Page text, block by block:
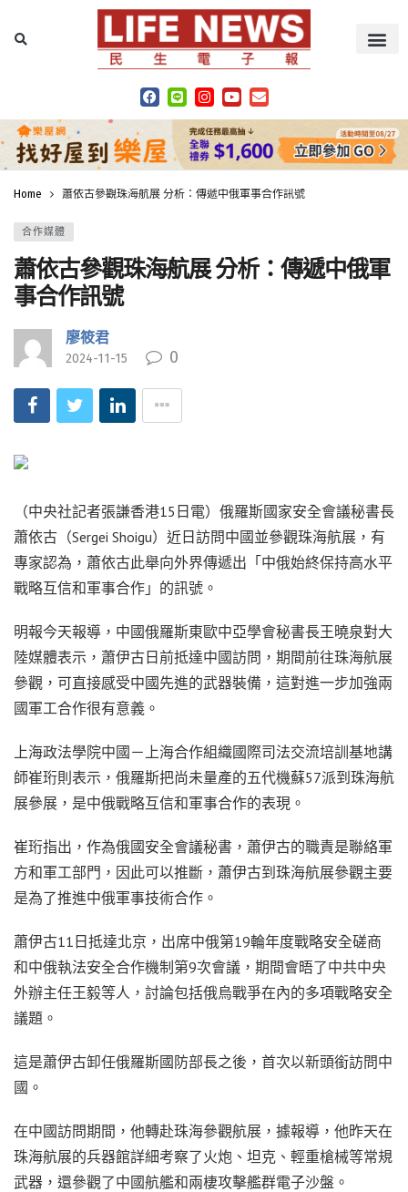
Home 蕭依古參觀珠海航展 分析：傳遞中俄軍事合作訊號
合作媒體
蕭依古參觀珠海航展 分析：傳遞中俄軍
事合作訊號
廖筱君
2024-11-15 0
（中央社記者張謙香港15日電）俄羅斯國家安全會議秘書長
蕭依古（Sergei Shoigu）近日訪問中國並參觀珠海航展，有
專家認為，蕭依古此舉向外界傳遞出「中俄始終保持高水平
戰略互信和軍事合作」的訊號。
明報今天報導，中國俄羅斯東歐中亞學會秘書長王曉泉對大
陸媒體表示，蕭伊古日前抵達中國訪問，期間前往珠海航展
參觀，可直接感受中國先進的武器裝備，這對進一步加強兩
國軍工合作很有意義。
上海政法學院中國－上海合作組織國際司法交流培訓基地講
師崔珩則表示，俄羅斯把尚未量產的五代機蘇57派到珠海航
展參展，是中俄戰略互信和軍事合作的表現。
崔珩指出，作為俄國安全會議秘書，蕭伊古的職責是聯絡軍
方和軍工部門，因此可以推斷，蕭伊古到珠海航展參觀主要
是為了推進中俄軍事技術合作。
蕭伊古11日抵達北京，出席中俄第19輪年度戰略安全磋商
和中俄執法安全合作機制第9次會議，期間會晤了中共中央
外辦主任王毅等人，討論包括俄烏戰爭在內的多項戰略安全
議題。
這是蕭伊古卸任俄羅斯國防部長之後，首次以新頭銜訪問中
國。
在中國訪問期間，他轉赴珠海參觀航展，據報導，他昨天在
珠海航展的兵器館詳細考察了火炮、坦克、輕重槍械等常規
武器，還參觀了中國航艦和兩棲攻擊艦群電子沙盤。